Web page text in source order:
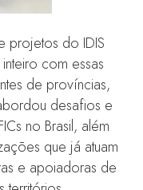
projetos do IDIS
com essas
de províncias,
desafios e
no Brasil, além
que já atuam
e apoiadoras de